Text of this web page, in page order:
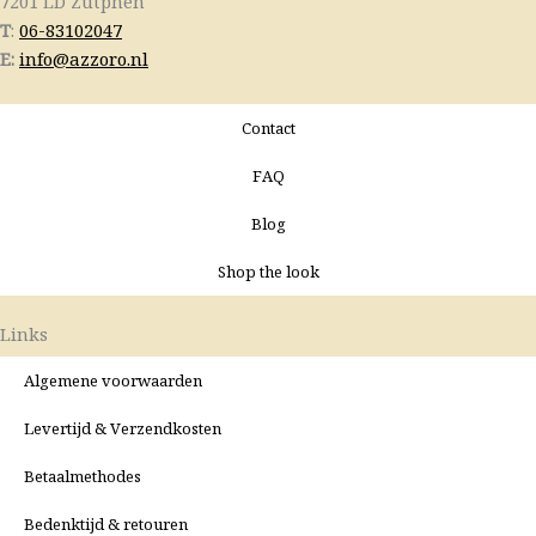
T: 06-83102047
E: info@azzoro.nl
Contact
FAQ
Blog
Shop the look
Links
Algemene voorwaarden
Levertijd & Verzendkosten
Betaalmethodes
Bedenktijd & retouren